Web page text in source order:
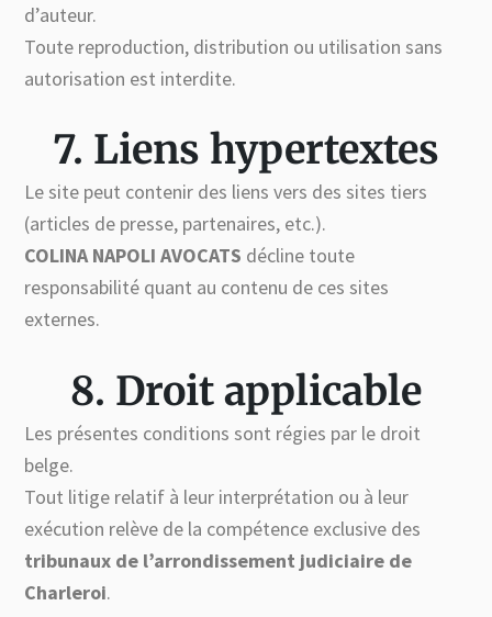
d’auteur.
Toute reproduction, distribution ou utilisation sans
autorisation est interdite.
7. Liens hypertextes
Le site peut contenir des liens vers des sites tiers
(articles de presse, partenaires, etc.).
COLINA NAPOLI AVOCATS décline toute
responsabilité quant au contenu de ces sites
externes.
8. Droit applicable
Les présentes conditions sont régies par le droit
belge.
Tout litige relatif à leur interprétation ou à leur
exécution relève de la compétence exclusive des
tribunaux de l’arrondissement judiciaire de
Charleroi.